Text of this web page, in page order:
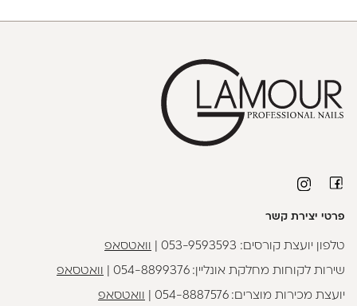
פרטי יצירת קשר
טלפון יועצת קורסים: 053-9593593 וואטסאפ
שירות לקוחות מחלקת אונליין:054-8899376 וואטסאפ
יועצת מכירות מוצרים:054-8887576 וואטסאפ